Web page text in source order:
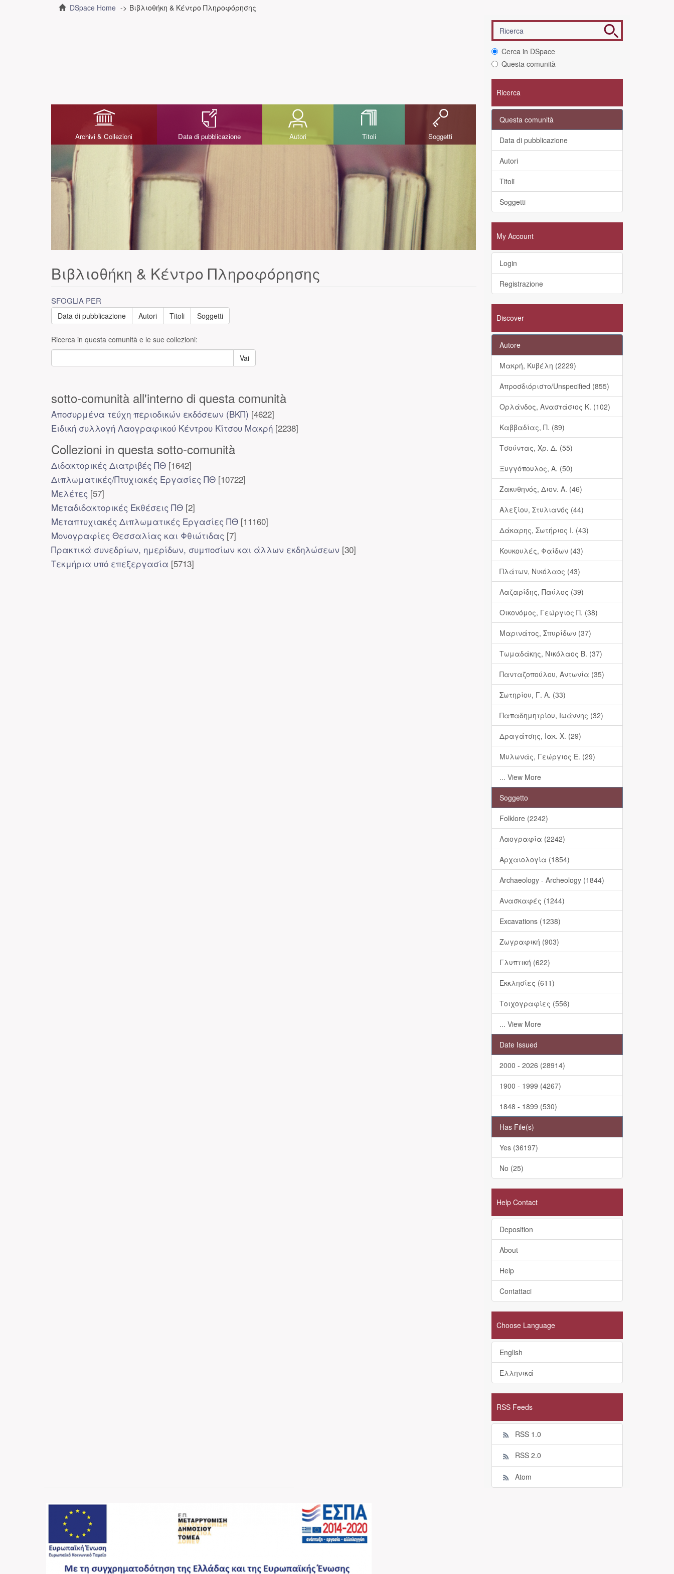
DSpace Home Βιβλιοθήκη & Κέντρο Πληροφόρησης
Archivi & Collezioni Data di pubblicazione Autori Titoli Soggetti
Βιβλιοθήκη & Κέντρο Πληροφόρησης
SFOGLIA PER
Data di pubblicazione Autori Titoli Soggetti
Ricerca in questa comunità e le sue collezioni:
Vai
sotto-comunità all'interno di questa comunità
Αποσυρμένα τεύχη περιοδικών εκδόσεων (ΒΚΠ) [4622]
Ειδική συλλογή Λαογραφικού Κέντρου Κίτσου Μακρή [2238]
Collezioni in questa sotto-comunità
Διδακτορικές Διατριβές ΠΘ [1642]
Διπλωματικές/Πτυχιακές Εργασίες ΠΘ [10722]
Μελέτες [57]
Μεταδιδακτορικές Εκθέσεις ΠΘ [2]
Μεταπτυχιακές Διπλωματικές Εργασίες ΠΘ [11160]
Μονογραφίες Θεσσαλίας και Φθιώτιδας [7]
Πρακτικά συνεδρίων, ημερίδων, συμποσίων και άλλων εκδηλώσεων [30]
Τεκμήρια υπό επεξεργασία [5713]
Cerca in DSpace
Questa comunità
Ricerca
Questa comunità
Data di pubblicazione
Autori
Titoli
Soggetti
My Account
Login
Registrazione
Discover
Autore
Μακρή, Κυβέλη (2229)
Απροσδιόριστο/Unspecified (855)
Ορλάνδος, Αναστάσιος Κ. (102)
Καββαδίας, Π. (89)
Τσούντας, Χρ. Δ. (55)
Ξυγγόπουλος, Α. (50)
Ζακυθηνός, Διον. Α. (46)
Αλεξίου, Στυλιανός (44)
Δάκαρης, Σωτήριος Ι. (43)
Κουκουλές, Φαίδων (43)
Πλάτων, Νικόλαος (43)
Λαζαρίδης, Παύλος (39)
Οικονόμος, Γεώργιος Π. (38)
Μαρινάτος, Σπυρίδων (37)
Τωμαδάκης, Νικόλαος Β. (37)
Πανταζοπούλου, Αντωνία (35)
Σωτηρίου, Γ. Α. (33)
Παπαδημητρίου, Ιωάννης (32)
Δραγάτσης, Ιακ. Χ. (29)
Μυλωνάς, Γεώργιος Ε. (29)
... View More
Soggetto
Folklore (2242)
Λαογραφία (2242)
Αρχαιολογία (1854)
Archaeology - Archeology (1844)
Ανασκαφές (1244)
Excavations (1238)
Ζωγραφική (903)
Γλυπτική (622)
Εκκλησίες (611)
Τοιχογραφίες (556)
... View More
Date Issued
2000 - 2026 (28914)
1900 - 1999 (4267)
1848 - 1899 (530)
Has File(s)
Yes (36197)
No (25)
Help Contact
Deposition
About
Help
Contattaci
Choose Language
English
Ελληνικά
RSS Feeds
RSS 1.0
RSS 2.0
Atom